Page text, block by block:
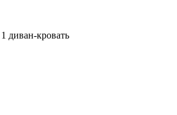
диван-кровать